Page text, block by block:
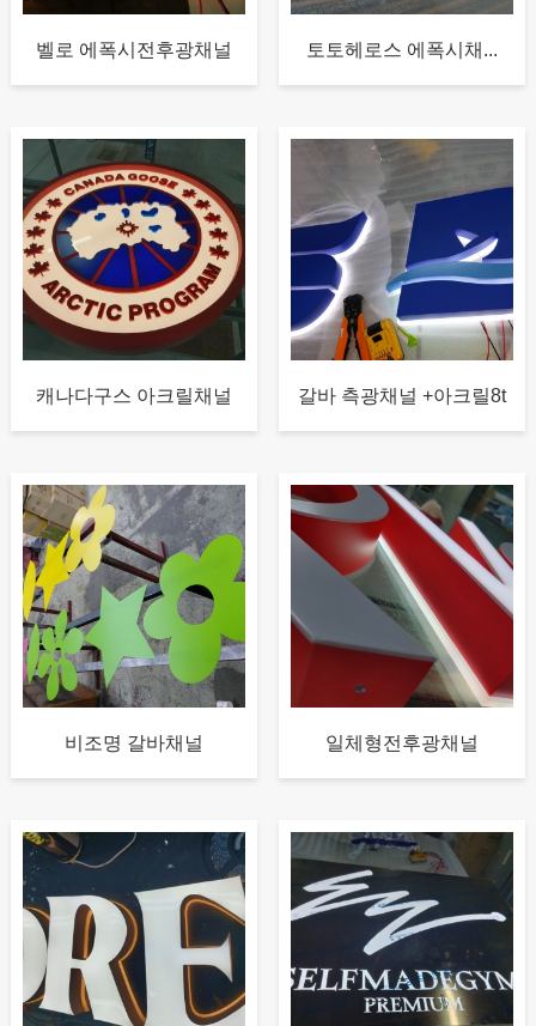
벨로 에폭시전후광채널 토토헤로스 에폭시채...
캐나다구스 아크릴채널 갈바 측광채널 +아크릴8t
비조명 갈바채널 일체형전후광채널